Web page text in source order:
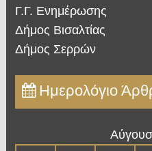
Γ.Γ. Ενημέρωσης
Δήμος Βισαλτίας
Δήμος Σερρών
Ημερολόγιο